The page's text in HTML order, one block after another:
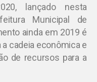
lançado nesta
Municipal de
ainda em 2019 é
cadeia econômica e
de recursos para a